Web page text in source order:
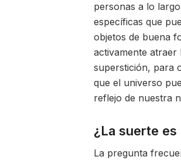
personas a lo
específicas que
objetos de buena
activamente atraer
superstición, para
que el universo
reflejo de nuestra
¿La suerte
La pregunta